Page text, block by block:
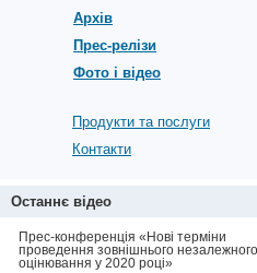
Архів
Прес-релізи
Фото і відео
Продукти та послуги
Контакти
Останнє відео
Прес-конференція «Нові терміни
проведення зовнішнього незалежного
оцінювання у 2020 році»